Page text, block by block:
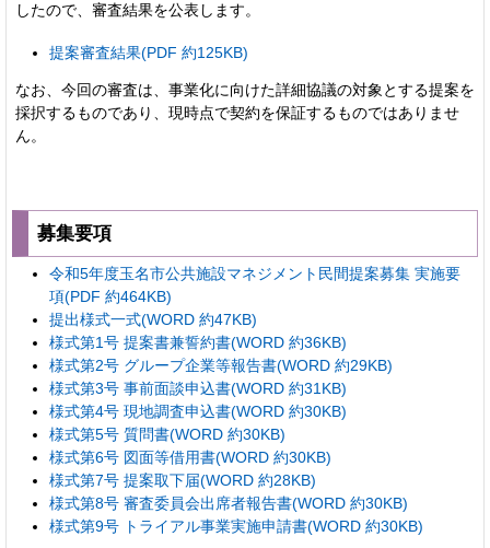
したので、審査結果を公表します。
提案審査結果(PDF 約125KB)
なお、今回の審査は、事業化に向けた詳細協議の対象とする提案を
採択するものであり、現時点で契約を保証するものではありませ
ん。
募集要項
令和5年度玉名市公共施設マネジメント民間提案募集 実施要
項(PDF 約464KB)
提出様式一式(WORD 約47KB)
様式第1号 提案書兼誓約書(WORD 約36KB)
様式第2号 グループ企業等報告書(WORD 約29KB)
様式第3号 事前面談申込書(WORD 約31KB)
様式第4号 現地調査申込書(WORD 約30KB)
様式第5号 質問書(WORD 約30KB)
様式第6号 図面等借用書(WORD 約30KB)
様式第7号 提案取下届(WORD 約28KB)
様式第8号 審査委員会出席者報告書(WORD 約30KB)
様式第9号 トライアル事業実施申請書(WORD 約30KB)